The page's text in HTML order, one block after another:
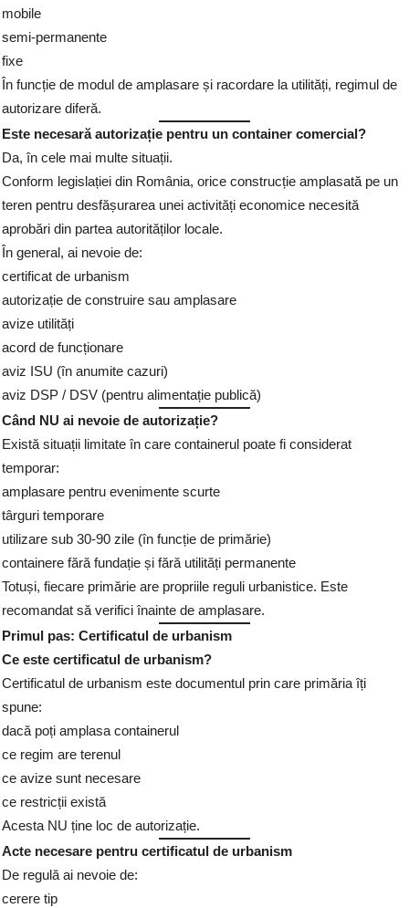
mobile
semi-permanente
fixe
În funcție de modul de amplasare și racordare la utilități, regimul de
autorizare diferă.
Este necesară autorizație pentru un container comercial?
Da, în cele mai multe situații.
Conform legislației din România, orice construcție amplasată pe un
teren pentru desfășurarea unei activități economice necesită
aprobări din partea autorităților locale.
În general, ai nevoie de:
certificat de urbanism
autorizație de construire sau amplasare
avize utilități
acord de funcționare
aviz ISU (în anumite cazuri)
aviz DSP / DSV (pentru alimentație publică)
Când NU ai nevoie de autorizație?
Există situații limitate în care containerul poate fi considerat
temporar:
amplasare pentru evenimente scurte
târguri temporare
utilizare sub 30-90 zile (în funcție de primărie)
containere fără fundație și fără utilități permanente
Totuși, fiecare primărie are propriile reguli urbanistice. Este
recomandat să verifici înainte de amplasare.
Primul pas: Certificatul de urbanism
Ce este certificatul de urbanism?
Certificatul de urbanism este documentul prin care primăria îți
spune:
dacă poți amplasa containerul
ce regim are terenul
ce avize sunt necesare
ce restricții există
Acesta NU ține loc de autorizație.
Acte necesare pentru certificatul de urbanism
De regulă ai nevoie de:
cerere tip